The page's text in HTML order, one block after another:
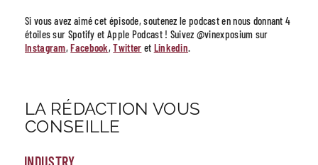
Si vous avez aimé cet épisode, soutenez le podcast en nous donnant 4
étoiles sur Spotify et Apple Podcast ! Suivez @vinexposium sur
Instagram,Facebook,Twitter et Linkedin.
LA RÉDACTION VOUS
CONSEILLE